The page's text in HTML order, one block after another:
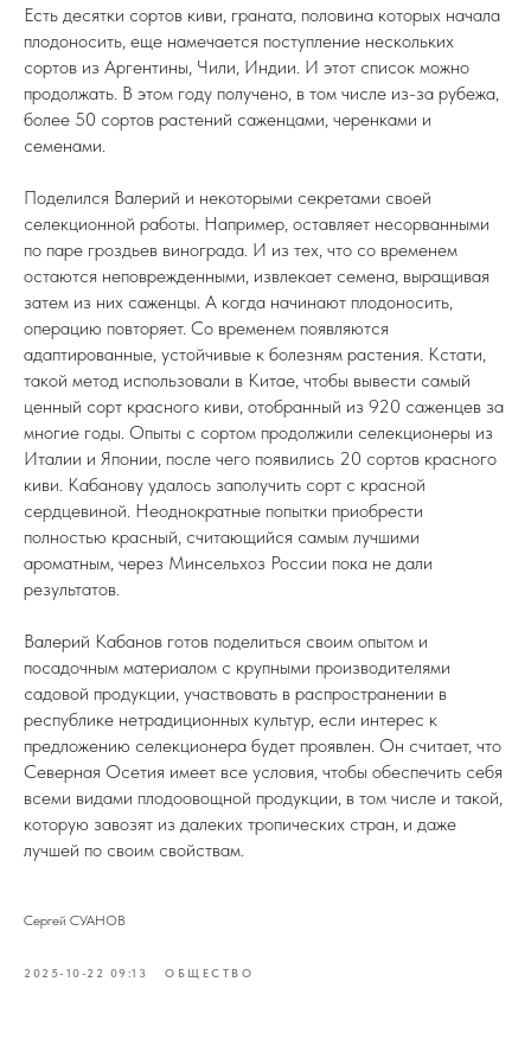
Есть десятки сортов киви, граната, половина которых начала
плодоносить, еще намечается поступление нескольких
сортов из Аргентины, Чили, Индии. И этот список можно
продолжать. В этом году получено, в том числе из-за рубежа,
более 50 сортов растений саженцами, черенками и
семенами.
Поделился Валерий и некоторыми секретами своей
селекционной работы. Например, оставляет несорванными
по паре гроздьев винограда. И из тех, что со временем
остаются неповрежденными, извлекает семена, выращивая
затем из них саженцы. А когда начинают плодоносить,
операцию повторяет. Со временем появляются
адаптированные, устойчивые к болезням растения. Кстати,
такой метод использовали в Китае, чтобы вывести самый
ценный сорт красного киви, отобранный из 920 саженцев за
многие годы. Опыты с сортом продолжили селекционеры из
Италии и Японии, после чего появились 20 сортов красного
киви. Кабанову удалось заполучить сорт с красной
сердцевиной. Неоднократные попытки приобрести
полностью красный, считающийся самым лучшими
ароматным, через Минсельхоз России пока не дали
результатов.
Валерий Кабанов готов поделиться своим опытом и
посадочным материалом с крупными производителями
садовой продукции, участвовать в распространении в
республике нетрадиционных культур, если интерес к
предложению селекционера будет проявлен. Он считает, что
Северная Осетия имеет все условия, чтобы обеспечить себя
всеми видами плодоовощной продукции, в том числе и такой,
которую завозят из далеких тропических стран, и даже
лучшей по своим свойствам.
Сергей СУАНОВ
2025-10-22 09:13 ОБЩЕСТВО